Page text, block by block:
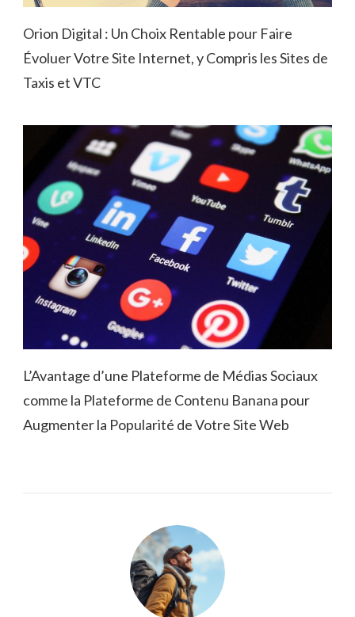
Orion Digital : Un Choix Rentable pour Faire
Évoluer Votre Site Internet, y Compris les Sites de
Taxis et VTC
L’Avantage d’une Plateforme de Médias Sociaux
comme la Plateforme de Contenu Banana pour
Augmenter la Popularité de Votre Site Web